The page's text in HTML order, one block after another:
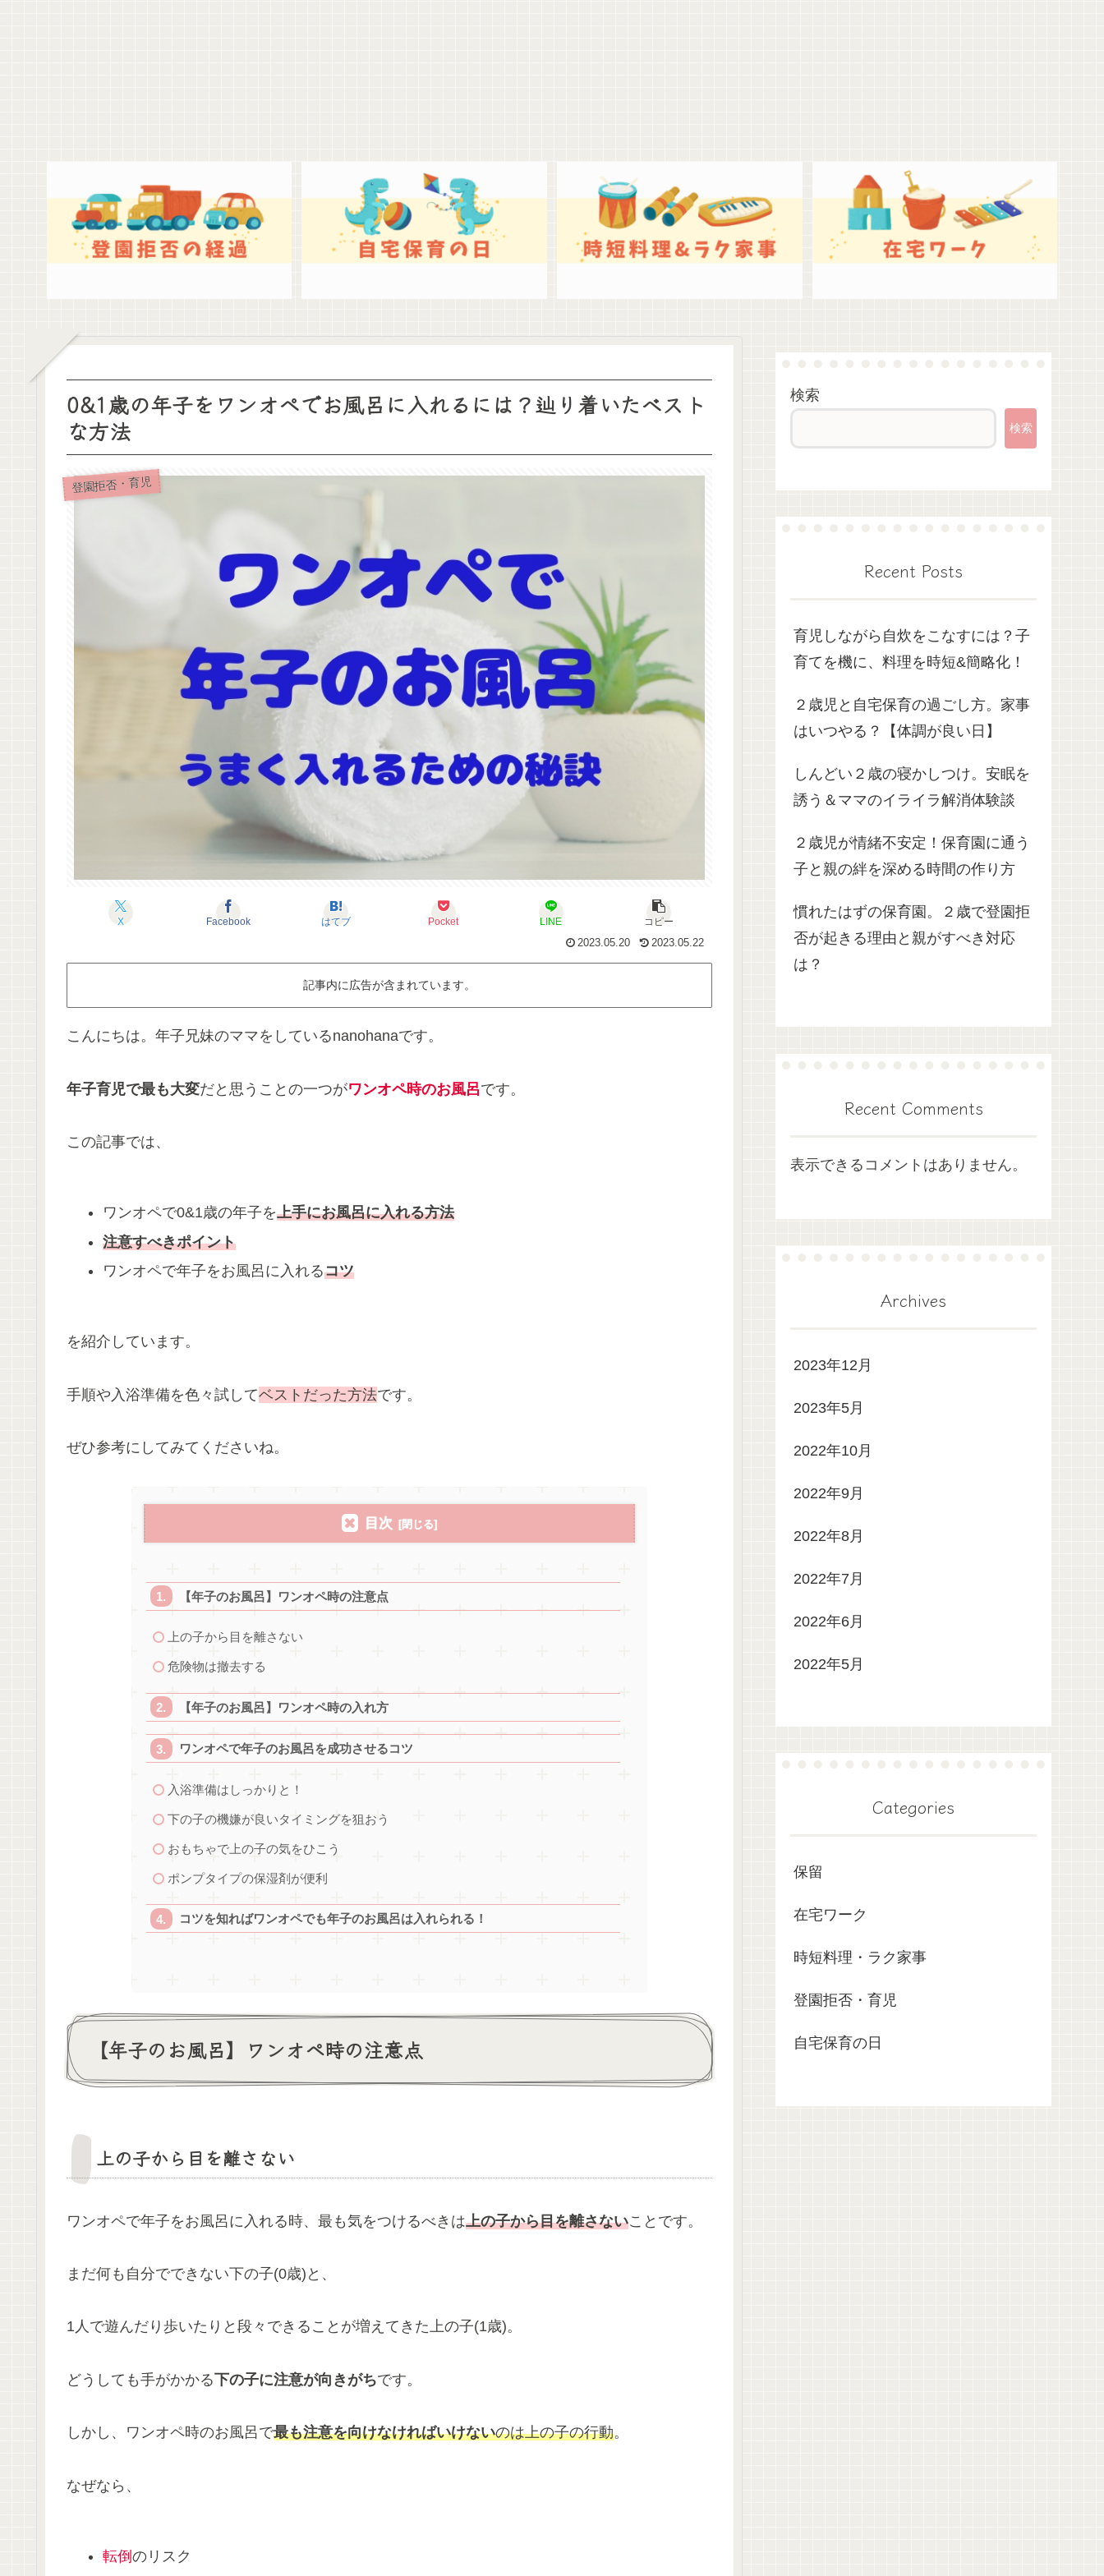
0&1歳の年子をワンオペでお風呂に入れるには？辿り着いたベスト
な方法
登園拒否・育児
X Facebook はてブ Pocket LINE
コピー
2023.05.20
2023.05.22
記事内に広告が含まれています。
こんにちは。年子兄妹のママをしているnanohanaです。
年子育児で最も大変だと思うことの一つがワンオペ時のお風呂です。
この記事では、
ワンオペで0&1歳の年子を上手にお風呂に入れる方法
注意すべきポイント
ワンオペで年子をお風呂に入れるコツ
を紹介しています。
手順や入浴準備を色々試してベストだった方法です。
ぜひ参考にしてみてくださいね。
目次
【年子のお風呂】ワンオペ時の注意点
上の子から目を離さない
危険物は撤去する
【年子のお風呂】ワンオペ時の入れ方
ワンオペで年子のお風呂を成功させるコツ
入浴準備はしっかりと！
下の子の機嫌が良いタイミングを狙おう
おもちゃで上の子の気をひこう
ポンプタイプの保湿剤が便利
コツを知ればワンオペでも年子のお風呂は入れられる！
【年子のお風呂】ワンオペ時の注意点
上の子から目を離さない
ワンオペで年子をお風呂に入れる時、最も気をつけるべきは上の子から目を離さないことです。
まだ何も自分でできない下の子(0歳)と、
1人で遊んだり歩いたりと段々できることが増えてきた上の子(1歳)。
どうしても手がかかる下の子に注意が向きがちです。
しかし、ワンオペ時のお風呂で最も注意を向けなければいけないのは上の子の行動。
なぜなら、
転倒 のリスク
検索
検索
Recent Posts
育児しながら自炊をこなすには？子
育てを機に、料理を時短&簡略化！
２歳児と自宅保育の過ごし方。家事
はいつやる？【体調が良い日】
しんどい２歳の寝かしつけ。安眠を
誘う＆ママのイライラ解消体験談
２歳児が情緒不安定！保育園に通う
子と親の絆を深める時間の作り方
慣れたはずの保育園。２歳で登園拒
否が起きる理由と親がすべき対応
は？
Recent Comments
表示できるコメントはありません。
Archives
2023年12月
2023年5月
2022年10月
2022年9月
2022年8月
2022年7月
2022年6月
2022年5月
Categories
保留
在宅ワーク
時短料理・ラク家事
登園拒否・育児
自宅保育の日